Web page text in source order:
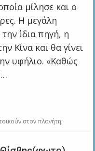
μίλησε και ο
Η μεγάλη
ίδια πηγή, η
Κίνα και θα γίνει
υφήλιο. «Καθώς
στον πλανήτη;